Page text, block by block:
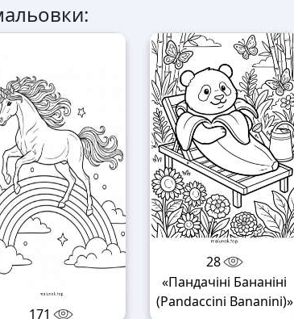
171
28
«Пандачіні Бананіні
(Pandaccini Bananini)»